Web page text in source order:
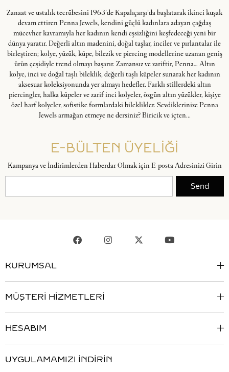
Zanaat ve ustalık tecrübesini 1963’de Kapalıçarşı’da başlatarak ikinci kuşak
devam ettiren Penna Jewels, kendini güçlü kadınlara adayan çağdaş
mücevher kavramıyla her kadının kendi eşsizliğini keşfedeceği yeni bir
dünya yaratır. Değerli altın madenini, doğal taşlar, inciler ve pırlantalar ile
birleştiren; kolye, yüzük, küpe, bilezik ve piercing modellerine uzanan geniş
ürün çeşidiyle trend olmayı başarır. Zamansız ve zariftir, Penna… Altın
kolye, inci ve doğal taşlı bileklik, değerli taşlı küpeler sunarak her kadının
aksesuar koleksiyonunda yer almayı hedefler. Farklı stillerdeki altın
piercingler, halka küpeler ve zarif inci kolyeler, özgün altın yüzükler, kişiye
özel harf kolyeler, sofistike formlardaki bileklikler. Sevdiklerinize Penna
Jewels armağan etmeye ne dersiniz? Biricik ve içten...
E-BÜLTEN ÜYELİĞİ
Kampanya ve İndirimlerden Haberdar Olmak için E-posta Adresinizi Girin
Send
KURUMSAL
MÜŞTERİ HİZMETLERİ
HESABIM
UYGULAMAMIZI İNDİRİN